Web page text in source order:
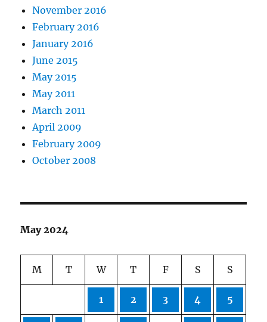
November 2016
February 2016
January 2016
June 2015
May 2015
May 2011
March 2011
April 2009
February 2009
October 2008
May 2024
M T W T F S S
1 2 3 4 5